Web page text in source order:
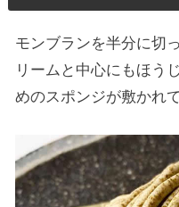
モンブランを半分に切
リームと中心にもほう
めのスポンジが敷かれ